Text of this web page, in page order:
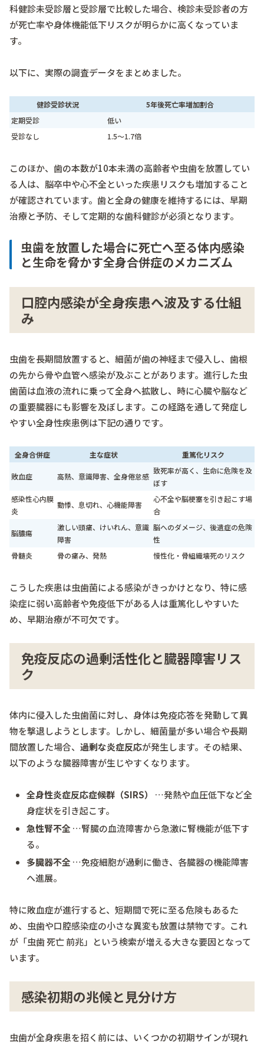
科健診未受診層と受診層で比較した場合、検診未受診者の方
が死亡率や身体機能低下リスクが明らかに高くなっていま
す。
以下に、実際の調査データをまとめました。
健診受診状況
5年後死亡率増加割合
定期受診
低い
受診なし
1.5～1.7倍
このほか、歯の本数が10本未満の高齢者や虫歯を放置してい
る人は、脳卒中や心不全といった疾患リスクも増加すること
が確認されています。歯と全身の健康を維持するには、早期
治療と予防、そして定期的な歯科健診が必須となります。
虫歯を放置した場合に死亡へ至る体内感染
と生命を脅かす全身合併症のメカニズム
口腔内感染が全身疾患へ波及する仕組
み
虫歯を長期間放置すると、細菌が歯の神経まで侵入し、歯根
の先から骨や血管へ感染が及ぶことがあります。進行した虫
歯菌は血液の流れに乗って全身へ拡散し、時に心臓や脳など
の重要臓器にも影響を及ぼします。この経路を通して発症し
やすい全身性疾患例は下記の通りです。
全身合併症 主な症状 重篤化リスク
敗血症 高熱、意識障害、全身倦怠感
致死率が高く、生命に危険を及
ぼす
感染性心内膜
炎
動悸、息切れ、心機能障害
心不全や脳梗塞を引き起こす場
合
脳膿瘍
激しい頭痛、けいれん、意識
障害
脳へのダメージ、後遺症の危険
性
骨髄炎
骨の痛み、発熱 慢性化・骨組織壊死のリスク
こうした疾患は虫歯菌による感染がきっかけとなり、特に感
染症に弱い高齢者や免疫低下がある人は重篤化しやすいた
め、早期治療が不可欠です。
免疫反応の過剰活性化と臓器障害リス
ク
体内に侵入した虫歯菌に対し、身体は免疫応答を発動して異
物を撃退しようとします。しかし、細菌量が多い場合や長期
間放置した場合、 過剰な炎症反応が発生します。その結果、
以下のような臓器障害が生じやすくなります。
全身性炎症反応症候群（SIRS）
…発熱や血圧低下など全
身症状を引き起こす。
急性腎不全 …腎臓の血流障害から急激に腎機能が低下す
る。
多臓器不全 …免疫細胞が過剰に働き、各臓器の機能障害
へ進展。
特に敗血症が進行すると、短期間で死に至る危険もあるた
め、虫歯や口腔感染症の小さな異変も放置は禁物です。これ
が「虫歯 死亡 前兆」という検索が増える大きな要因となって
います。
感染初期の兆候と見分け方
虫歯が全身疾患を招く前には、いくつかの初期サインが現れ